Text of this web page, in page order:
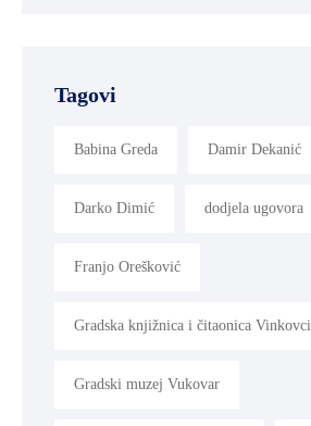
Tagovi
Babina Greda Damir Dekanić
Darko Dimić dodjela ugovora
Franjo Orešković
Gradska knjižnica i čitaonica Vinkovci
Gradski muzej Vukovar